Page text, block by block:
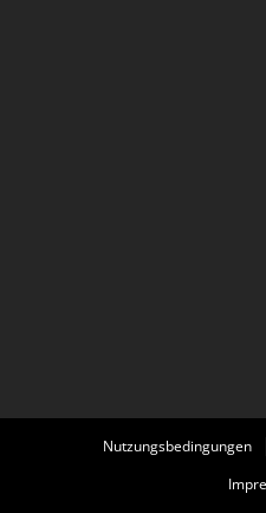
Nutzungsbedingungen